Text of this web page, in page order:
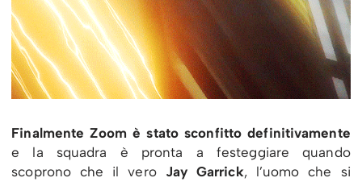
Finalmente Zoom è stato sconfitto definitivamente
e la squadra è pronta a festeggiare quando
scoprono che il vero Jay Garrick, l’uomo che si